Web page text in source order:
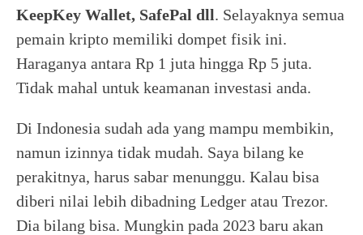
KeepKey Wallet, SafePal dll. Selayaknya semua
pemain kripto memiliki dompet fisik ini.
Haraganya antara Rp 1 juta hingga Rp 5 juta.
Tidak mahal untuk keamanan investasi anda.
Di Indonesia sudah ada yang mampu membikin,
namun izinnya tidak mudah. Saya bilang ke
perakitnya, harus sabar menunggu. Kalau bisa
diberi nilai lebih dibadning Ledger atau Trezor.
Dia bilang bisa. Mungkin pada 2023 baru akan